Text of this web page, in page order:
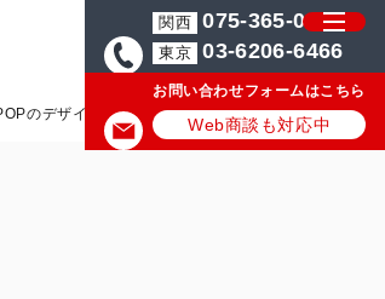
関西 075-365-0571
東京 03-6206-6466
お問い合わせフォームはこちら
Web商談も対応中
のデザイン制作_ファイテン株式会社様